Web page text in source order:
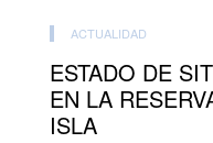
ACTUALIDAD
ESTADO DE
EN LA
ISLA